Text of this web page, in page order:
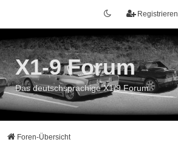
Registrieren
X1-9 Forum
Das deutschsprachige X1/9 Forum
Foren-Übersicht